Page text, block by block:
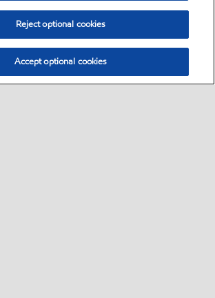
Reject optional cookies
Accept optional cookies